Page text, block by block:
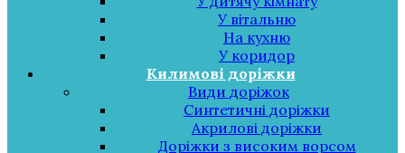
У вітальню
На кухню
У коридор
Килимові доріжки
Види доріжок
Синтетичні доріжки
Акрилові доріжки
Доріжки з високим ворсом